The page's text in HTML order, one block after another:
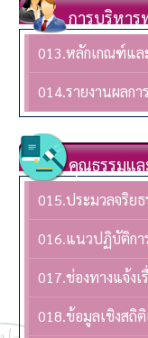
การบริหาร
013.หลักเกณฑ์แ
014.รายงานผลก
คุณธรรมแล
015.ประมวลจริย
016.แนวปฏิบัติกา
017.ช่องทางแจ้ง
018.ข้อมูลเชิงสถิ